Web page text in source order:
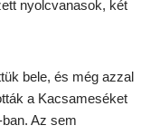
nyolcvanasok, két
bele, és még azzal
a Kacsameséket
Az sem